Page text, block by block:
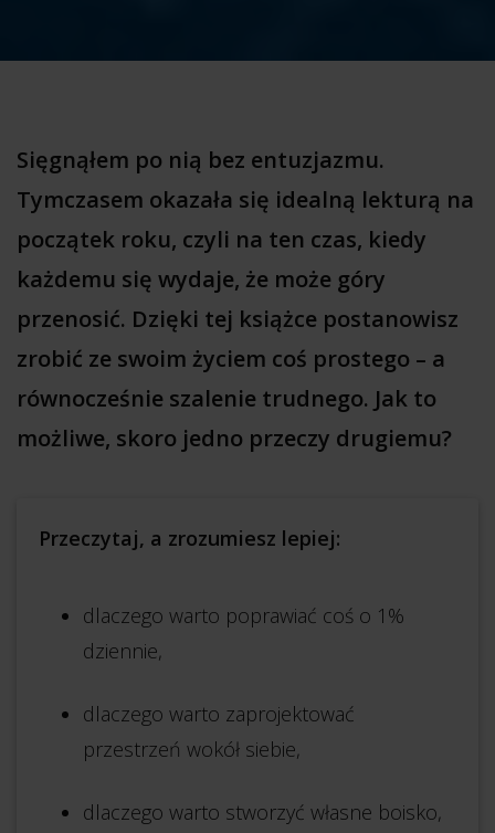
Sięgnąłem po nią bez entuzjazmu.
Tymczasem okazała się idealną lekturą na
początek roku, czyli na ten czas, kiedy
każdemu się wydaje, że może góry
przenosić. Dzięki tej książce postanowisz
zrobić ze swoim życiem coś prostego – a
równocześnie szalenie trudnego. Jak to
możliwe, skoro jedno przeczy drugiemu?
Przeczytaj, a zrozumiesz lepiej:
dlaczego warto poprawiać coś o 1%
dziennie,
dlaczego warto zaprojektować
przestrzeń wokół siebie,
dlaczego warto stworzyć własne boisko,